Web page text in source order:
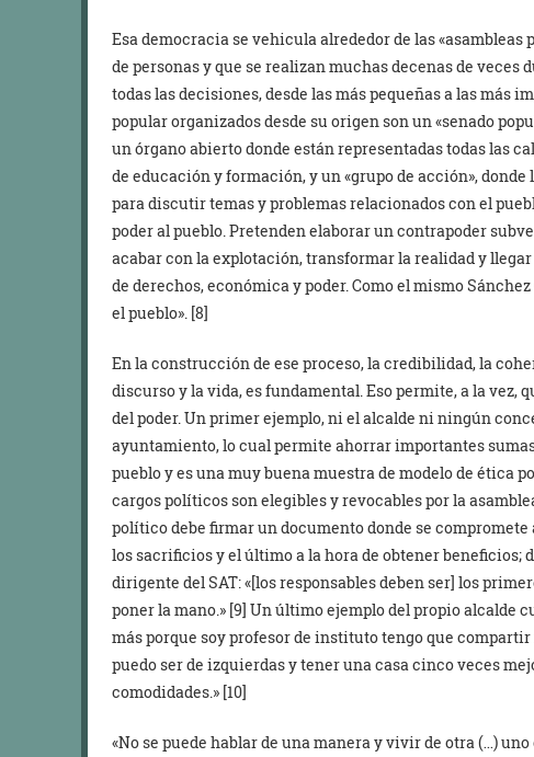
Esa democracia se vehicula alrededor de las
de personas y que se realizan muchas decenas de veces
todas las decisiones, desde las más pequeñas a las más
popular organizados desde su origen son un «senado
un órgano abierto donde están representadas todas las
de educación y formación, y un «grupo de acción»,
para discutir temas y problemas relacionados con el
poder al pueblo. Pretenden elaborar un contrapoder
acabar con la explotación, transformar la realidad y
de derechos, económica y poder. Como el mismo
el pueblo». [8]
En la construcción de ese proceso, la credibilidad, la
discurso y la vida, es fundamental. Eso permite, a la vez,
del poder. Un primer ejemplo, ni el alcalde ni ningún
ayuntamiento, lo cual permite ahorrar importantes
pueblo y es una muy buena muestra de modelo de ética
cargos políticos son elegibles y revocables por la
político debe firmar un documento donde se
los sacrificios y el último a la hora de obtener beneficios;
dirigente del SAT: «[los responsables deben ser] los
poner la mano.» [9] Un último ejemplo del propio alcalde
más porque soy profesor de instituto tengo que
puedo ser de izquierdas y tener una casa cinco veces
comodidades.» [10]
«No se puede hablar de una manera y vivir de otra (…) uno